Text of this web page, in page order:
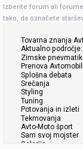
Izberite forum ali
tako, da označete